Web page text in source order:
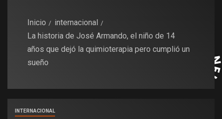
Inicio
internacional
La historia de José Armando, el niño de 14
años que dejó la quimioterapia pero cumplió un
sueño
INTERNACIONAL